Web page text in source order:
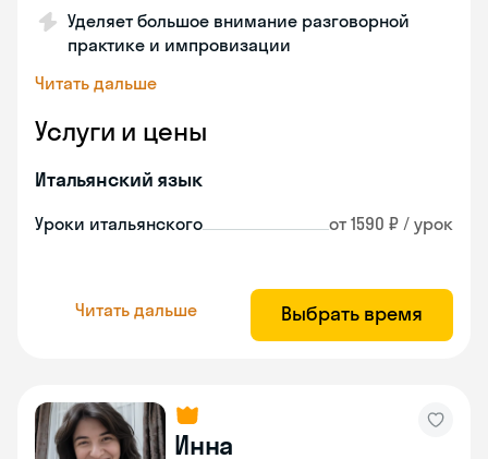
Уделяет большое внимание разговорной
практике и импровизации
Читать дальше
Услуги и цены
Итальянский язык
Уроки итальянского от 1590 ₽ / урок
Читать дальше Выбрать время
Инна